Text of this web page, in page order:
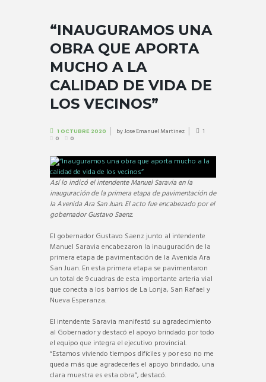
“INAUGURAMOS UNA
OBRA QUE APORTA
MUCHO A LA
CALIDAD DE VIDA DE
LOS VECINOS”
1 OCTUBRE 2020 byJose Emanuel Martinez 1
0 0
Así lo indicó el intendente Manuel Saravia en la
inauguración de la primera etapa de pavimentación de
la Avenida Ara San Juan. El acto fue encabezado por el
gobernador Gustavo Saenz.
El gobernador Gustavo Saenz junto al intendente
Manuel Saravia encabezaron la inauguración de la
primera etapa de pavimentación de la Avenida Ara
San Juan. En esta primera etapa se pavimentaron
un total de 9 cuadras de esta importante arteria vial
que conecta a los barrios de La Lonja, San Rafael y
Nueva Esperanza.
El intendente Saravia manifestó su agradecimiento
al Gobernador y destacó el apoyo brindado por todo
el equipo que integra el ejecutivo provincial.
“Estamos viviendo tiempos difíciles y por eso no me
queda más que agradecerles el apoyo brindado, una
clara muestra es esta obra”, destacó.